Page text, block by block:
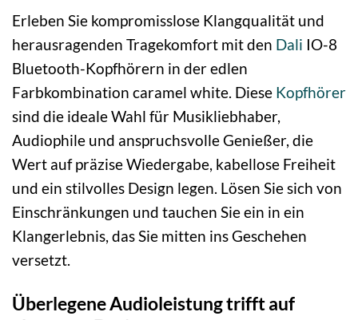
Erleben Sie kompromisslose Klangqualität und
herausragenden Tragekomfort mit den Dali IO-8
Bluetooth-Kopfhörern in der edlen
Farbkombination caramel white. Diese Kopfhörer
sind die ideale Wahl für Musikliebhaber,
Audiophile und anspruchsvolle Genießer, die
Wert auf präzise Wiedergabe, kabellose Freiheit
und ein stilvolles Design legen. Lösen Sie sich von
Einschränkungen und tauchen Sie ein in ein
Klangerlebnis, das Sie mitten ins Geschehen
versetzt.
Überlegene Audioleistung trifft auf